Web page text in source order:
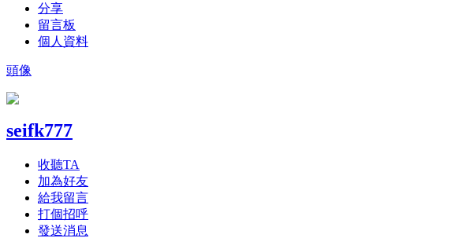
分享
留言板
個人資料
頭像
seifk777
收聽TA
加為好友
給我留言
打個招呼
發送消息